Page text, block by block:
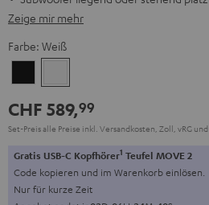
Zeige mir mehr
Farbe: Weiß
CHF 589,99
Set-Preis alle Preise inkl. Versandkosten, Zoll, vRG
Gratis USB-C Kopfhörer1 Teufel MOVE 2
Code kopieren und im Warenkorb einlösen.
Nur für kurze Zeit